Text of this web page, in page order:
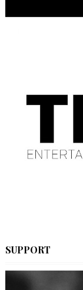
SUPPORT